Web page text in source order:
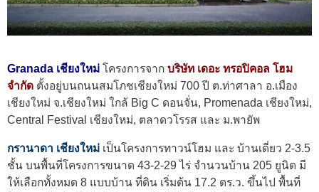
Granada เชียงใหม่ โครงการจาก บริษัท เดอะ ทรอปิคอล โฮม
จำกัด ตั้งอยู่บนถนนสมโภชเชียงใหม่ 700 ปี ต.ท่าศาลา อ.เมือง
เชียงใหม่ จ.เชียงใหม่ ใกล้ Big C ดอนจั่น, Promenada เชียงใหม่,
Central Festival เชียงใหม่, ตลาดวโรรส และ ม.พายัพ
กรานาดา เชียงใหม่ เป็นโครงการทาวน์โฮม และ บ้านเดี่ยว 2-3.5
ชั้น บนพื้นที่โครงการขนาด 43-2-29 ไร่ จำนวนบ้าน 205 ยูนิต มี
ให้เลือกทั้งหมด 8 แบบบ้าน ที่ดิน เริ่มต้น 17.2 ตร.ว. ขึ้นไป พื้นที่